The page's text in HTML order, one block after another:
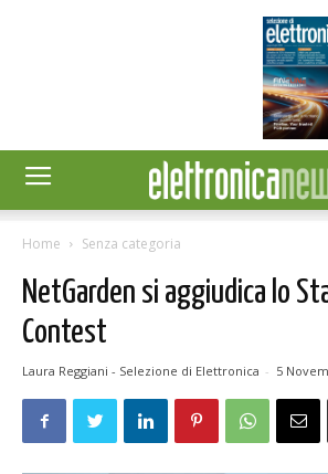
Home Senza categoria
NetGarden si aggiudica lo
Contest
Laura Reggiani - Selezione di Elettronica - 5